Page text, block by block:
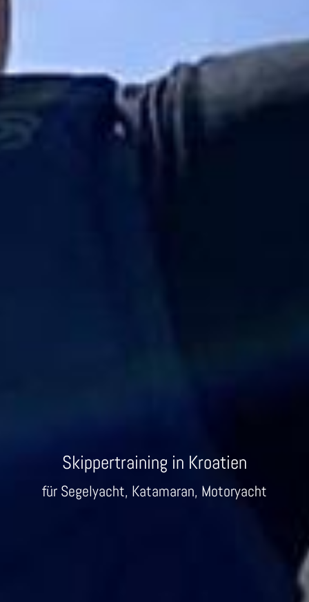
Skippertraining in Kroatien
für Segelyacht, Katamaran, Motoryacht